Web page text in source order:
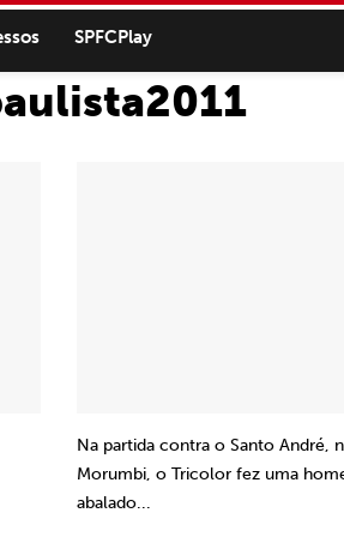
SPFCPlay
Na partida contra o Santo André,
Morumbi, o Tricolor fez uma
abalado...